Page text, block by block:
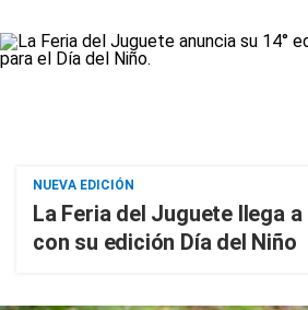
NUEVA EDICIÓN
La Feria del Juguete llega a
con su edición Día del Niño